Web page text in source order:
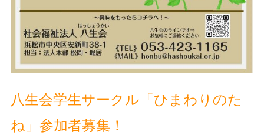
八生会学生サークル「ひまわりのた
ね」参加者募集！